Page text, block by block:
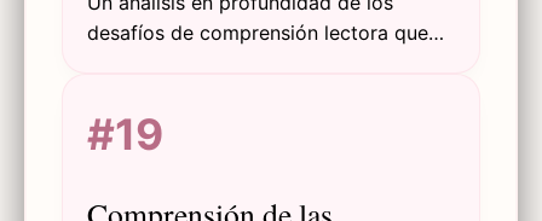
desafíos de comprensión lectora que
explorando causas, impactos y
soluciones potenciales.
#19